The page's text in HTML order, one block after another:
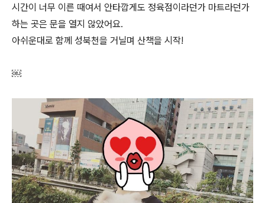
시간이 너무 이른 때여서 안타깝게도 정육점이라던가 마트라던가
하는 곳은 문을 열지 않았어요.
아쉬운대로 함께 성북천을 거닐며 산책을 시작!
￼​